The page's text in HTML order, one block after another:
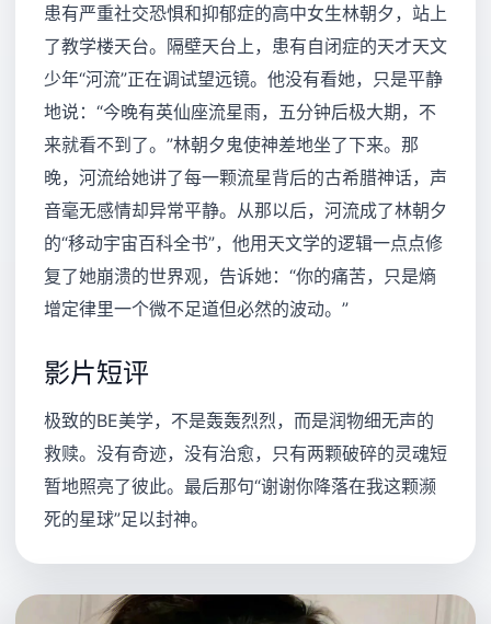
患有严重社交恐惧和抑郁症的高中女生林朝夕，站上
了教学楼天台。隔壁天台上，患有自闭症的天才天文
少年“河流”正在调试望远镜。他没有看她，只是平静
地说：“今晚有英仙座流星雨，五分钟后极大期，不
来就看不到了。”林朝夕鬼使神差地坐了下来。那
晚，河流给她讲了每一颗流星背后的古希腊神话，声
音毫无感情却异常平静。从那以后，河流成了林朝夕
的“移动宇宙百科全书”，他用天文学的逻辑一点点修
复了她崩溃的世界观，告诉她：“你的痛苦，只是熵
增定律里一个微不足道但必然的波动。”
影片短评
极致的BE美学，不是轰轰烈烈，而是润物细无声的
救赎。没有奇迹，没有治愈，只有两颗破碎的灵魂短
暂地照亮了彼此。最后那句“谢谢你降落在我这颗濒
死的星球”足以封神。